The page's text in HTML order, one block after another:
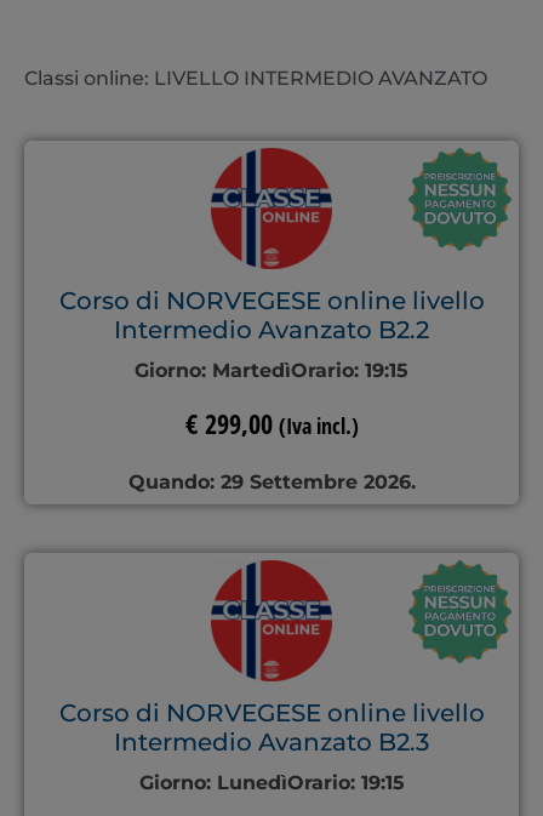
Classi online: LIVELLO INTERMEDIO AVANZATO
Corso di NORVEGESE online livello
Intermedio Avanzato B2.2
Giorno: MartedìOrario: 19:15
€299,00 (Iva incl.)
Quando: 29 Settembre 2026.
Corso di NORVEGESE online livello
Intermedio Avanzato B2.3
Giorno:LunedìOrario:19:15